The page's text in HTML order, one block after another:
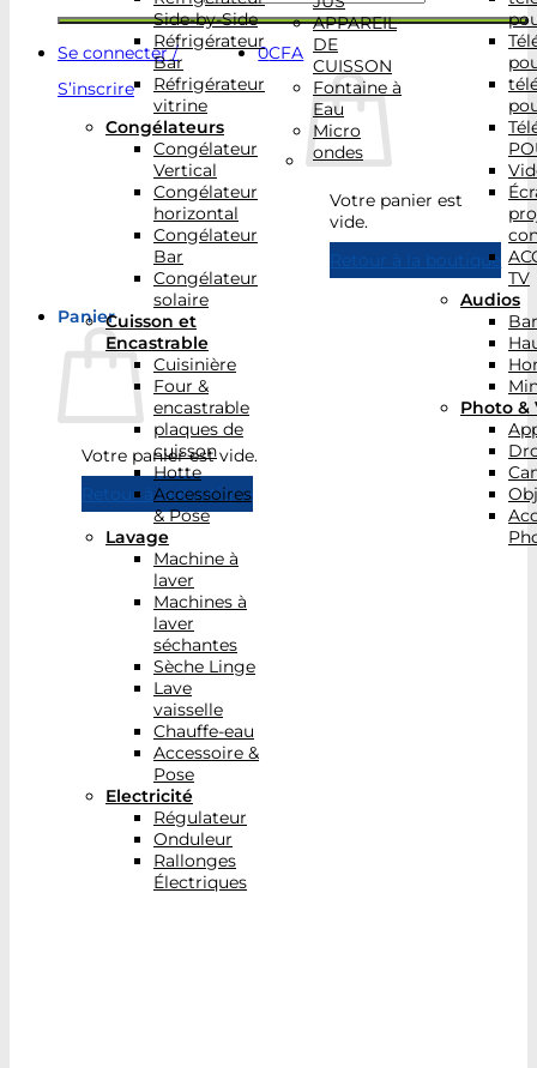
Se connecter /
S’inscrire
0CFA
Votre panier est
vide.
Retour à la boutique
Panier
Votre panier est vide.
Retour à la boutique
Side-by-Side
Réfrigérateur
Bar
Réfrigérateur
vitrine
Congélateurs
Congélateur
Vertical
Congélateur
horizontal
Congélateur
Bar
Congélateur
solaire
Cuisson et
Encastrable
Cuisinière
Four &
encastrable
plaques de
cuisson
Hotte
Accessoires
& Pose
Lavage
Machine à
laver
Machines à
laver
séchantes
Sèche Linge
Lave
vaisselle
Chauffe-eau
Accessoire &
Pose
Electricité
Régulateur
Onduleur
Rallonges
Électriques
APPAREIL
DE
CUISSON
Fontaine à
Eau
Micro
ondes
TV
Audios
Photo &